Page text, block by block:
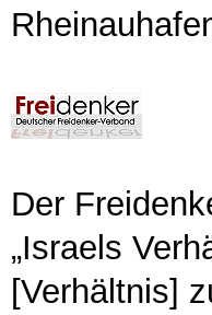
Der
„Israels
[Verhältnis]